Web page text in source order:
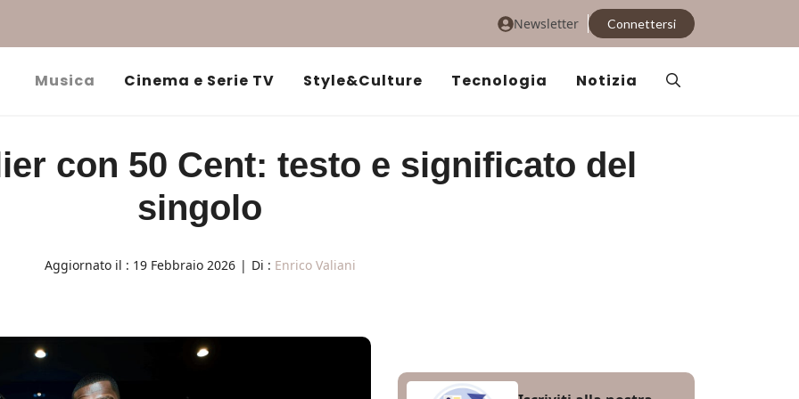
Newsletter Connettersi
Musica Cinema e Serie TV Style&Culture Tecnologia Notizia
con 50 Cent: testo e significato del
singolo
Aggiornato il : 19 Febbraio 2026 | Di : Enrico Valiani